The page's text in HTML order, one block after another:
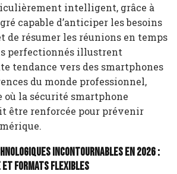
intelligent, grâce à
capable d’anticiper les besoins
de résumer les réunions en temps
perfectionnés illustrent
tendance vers des smartphones
du monde professionnel,
où la sécurité smartphone
être renforcée pour prévenir
incontournables en 2026 :
et formats flexibles